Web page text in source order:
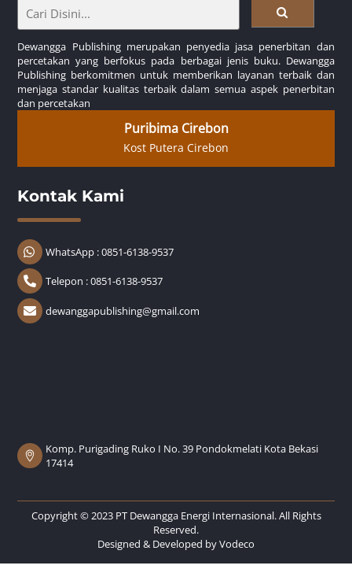
Dewangga Publishing merupakan penyedia jasa penerbitan dan
percetakan yang berfokus pada berbagai jenis buku. Dewangga
Publishing berkomitmen untuk memberikan layanan terbaik dan
menjaga standar kualitas terbaik dalam semua aspek penerbitan
dan percetakan
Puribima Cirebon
Kost Putera Cirebon
Kontak Kami
WhatsApp : 0851-6138-9537
Telepon : 0851-6138-9537
dewanggapublishing@gmail.com
Komp. Purigading Ruko I No. 39 Pondokmelati Kota Bekasi
17414
Copyright © 2023 PT Dewangga Energi Internasional. All Rights
Reserved.
Designed & Developed byVodeco